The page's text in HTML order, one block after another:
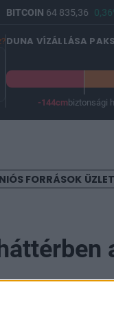
BITCOIN64 835,36 0,36%
DUNA VÍZÁLLÁSA
-144cm biztonsági
FORRÁSOK ÜZLET